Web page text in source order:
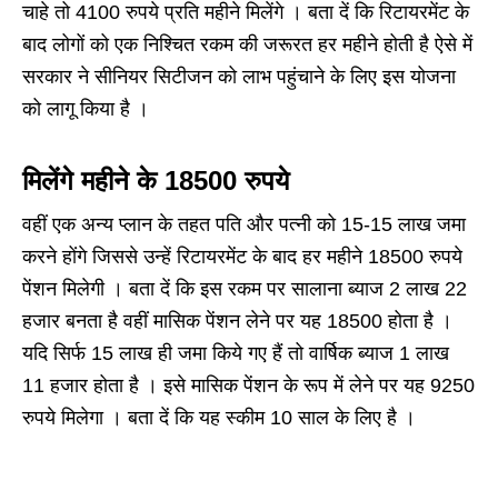
चाहे तो 4100 रुपये प्रति महीने मिलेंगे । बता दें कि रिटायरमेंट के
बाद लोगों को एक निश्चित रकम की जरूरत हर महीने होती है ऐसे में
सरकार ने सीनियर सिटीजन को लाभ पहुंचाने के लिए इस योजना
को लागू किया है ।
मिलेंगे महीने के 18500 रुपये
वहीं एक अन्य प्लान के तहत पति और पत्नी को 15-15 लाख जमा
करने होंगे जिससे उन्हें रिटायरमेंट के बाद हर महीने 18500 रुपये
पेंशन मिलेगी । बता दें कि इस रकम पर सालाना ब्याज 2 लाख 22
हजार बनता है वहीं मासिक पेंशन लेने पर यह 18500 होता है ।
यदि सिर्फ 15 लाख ही जमा किये गए हैं तो वार्षिक ब्याज 1 लाख
11 हजार होता है । इसे मासिक पेंशन के रूप में लेने पर यह 9250
रुपये मिलेगा । बता दें कि यह स्कीम 10 साल के लिए है ।